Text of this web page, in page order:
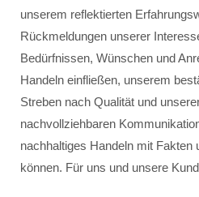
unserem reflektierten
Rückmeldungen unserer
Bedürfnissen, Wünschen und
Handeln einfließen, unserem
Streben nach Qualität und
nachvollziehbaren
nachhaltiges Handeln mit Fakten
können. Für uns und unsere